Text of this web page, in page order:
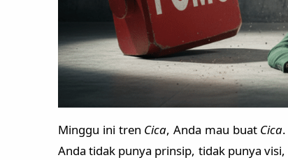
Minggu ini tren Cica, Anda mau buat Cica
Anda tidak punya prinsip, tidak punya